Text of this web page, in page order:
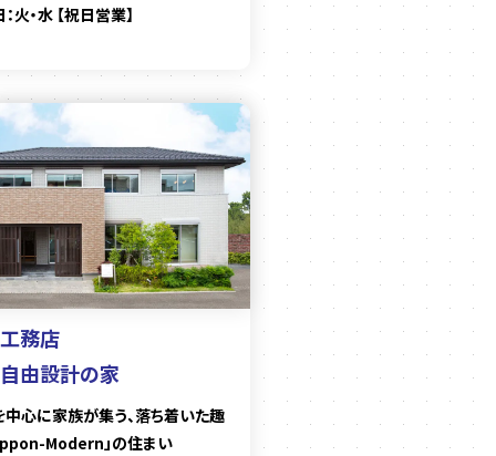
火・水 【祝日営業】
務店
由設計の家
心に家族が集う、落ち着いた趣
Modern」の住まい